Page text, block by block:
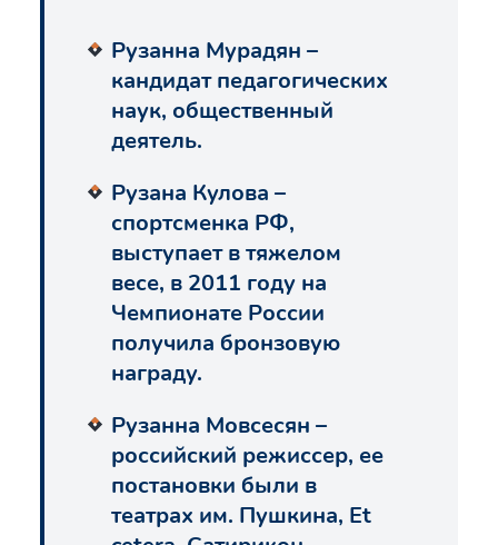
Рузанна Мурадян –
кандидат педагогических
наук, общественный
деятель.
Рузана Кулова –
спортсменка РФ,
выступает в тяжелом
весе, в 2011 году на
Чемпионате России
получила бронзовую
награду.
Рузанна Мовсесян –
российский режиссер, ее
постановки были в
театрах им. Пушкина, Et